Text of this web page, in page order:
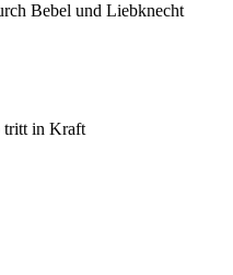
Bebel und Liebknecht
tritt in Kraft